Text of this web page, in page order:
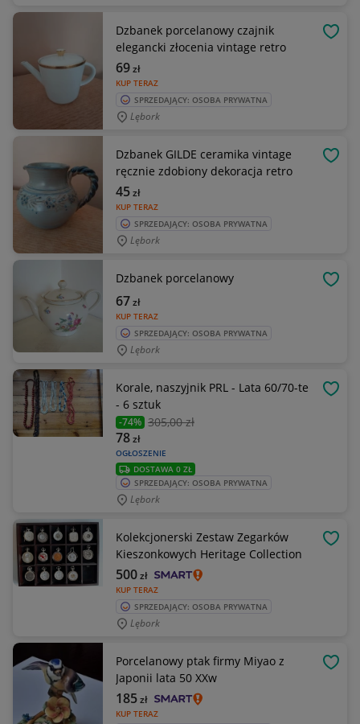
Dzbanek porcelanowy czajnik
elegancki złocenia vintage retro
KUP TERAZ
69zł
SPRZEDAJĄCY: OSOBA PRYWATNA
Lębork
Dzbanek GILDE ceramika vintage
ręcznie zdobiony dekoracja retro
KUP TERAZ
45zł
SPRZEDAJĄCY: OSOBA PRYWATNA
Lębork
Dzbanek porcelanowy
KUP TERAZ
67zł
SPRZEDAJĄCY: OSOBA PRYWATNA
Lębork
Korale, naszyjnik PRL - Lata 60/70-te
- 6 sztuk
-74% 305,00 zł
OGŁOSZENIE
78zł
DOSTAWA 0 ZŁ
SPRZEDAJĄCY: OSOBA PRYWATNA
Lębork
Kolekcjonerski Zestaw Zegarków
Kieszonkowych Heritage Collection
KUP TERAZ
500zł
SPRZEDAJĄCY: OSOBA PRYWATNA
Lębork
Porcelanowy ptak firmy Miyao z
Japonii lata 50 XXw
KUP TERAZ
185zł